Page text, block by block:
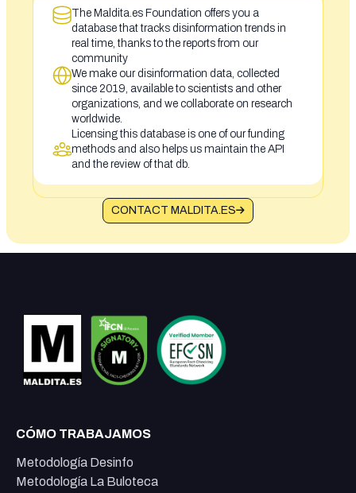
The Maldita.es Foundation offers you a
database that tracks disinformation trends in
real time, thanks to the reports from our
community
We make our disinformation data, collected
since 2019, available to scientists and other
organizations, and we collaborate on research
worldwide.
Licensing this database is one of our funding
methods and also helps us maintain the API
and the review of that db.
CONTACT MALDITA.ES
CÓMO TRABAJAMOS
Metodología Desinfo
Metodología La Buloteca